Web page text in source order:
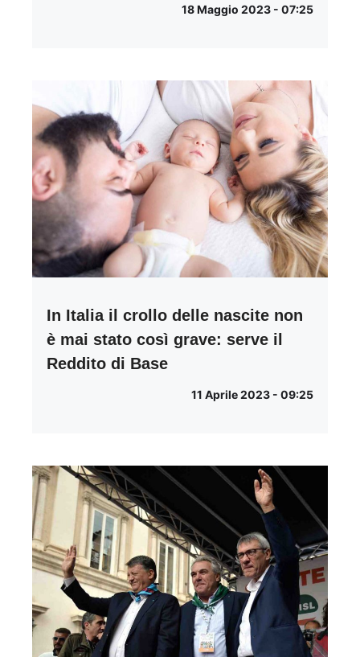
18 Maggio 2023 - 07:25
In Italia il crollo delle nascite non
è mai stato così grave: serve il
Reddito di Base
11 Aprile 2023 - 09:25